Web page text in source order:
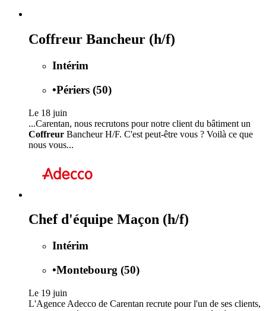
Coffreur Bancheur (h/f)
Intérim
•Périers (50)
Le 18 juin
...Carentan, nous recrutons pour notre client du bâtiment un
Coffreur Bancheur H/F. C'est peut-être vous ? Voilà ce que
nous vous...
Chef d'équipe Maçon (h/f)
Intérim
•Montebourg (50)
Le 19 juin
L'Agence Adecco de Carentan recrute pour l'un de ses clients,